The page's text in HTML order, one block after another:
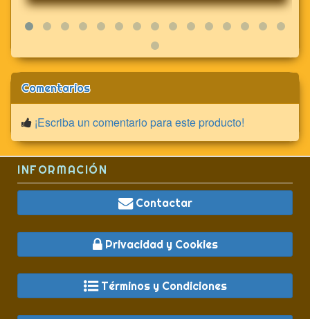
Comentarios
¡Escriba un comentario para este producto!
INFORMACIÓN
Contactar
Privacidad y Cookies
Términos y Condiciones